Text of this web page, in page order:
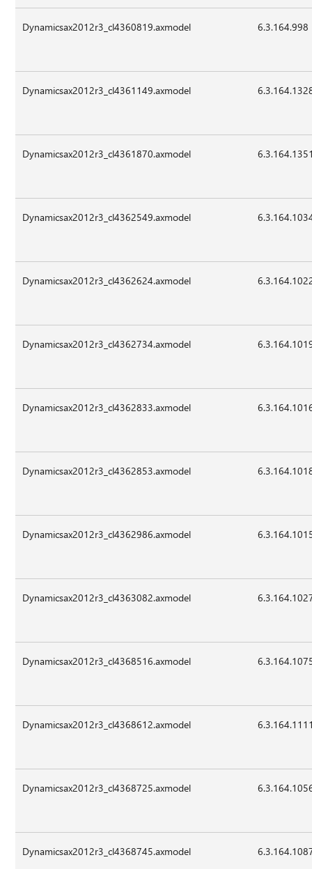
Dynamicsax2012r3_cl4360819.axmodel 6.3.164.998
Dynamicsax2012r3_cl4361149.axmodel
Dynamicsax2012r3_cl4361870.axmodel
Dynamicsax2012r3_cl4362549.axmodel
Dynamicsax2012r3_cl4362624.axmodel
Dynamicsax2012r3_cl4362734.axmodel
Dynamicsax2012r3_cl4362833.axmodel
Dynamicsax2012r3_cl4362853.axmodel
Dynamicsax2012r3_cl4362986.axmodel
Dynamicsax2012r3_cl4363082.axmodel
Dynamicsax2012r3_cl4368516.axmodel
Dynamicsax2012r3_cl4368612.axmodel
Dynamicsax2012r3_cl4368725.axmodel
Dynamicsax2012r3_cl4368745.axmodel